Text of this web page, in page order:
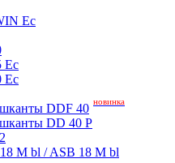
Ec
Ec
Ec
DDF 40 новинка
DD 40 P
M bl / ASB 18 M bl